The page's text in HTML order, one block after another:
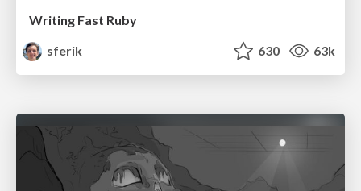
Writing Fast Ruby
sferik
630 63k